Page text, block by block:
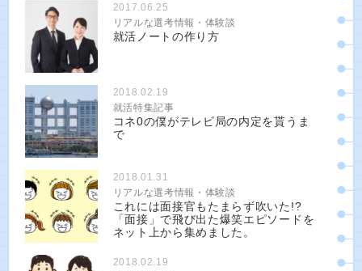
2017.06.25
リアルな選考情報・体験談
就活ノートの作り方
2018.02.19
就活特集記事
コネ0の僕がテレビ局の内定を貰うま
で
2018.01.31
リアルな選考情報・体験談
これには面接官もたまらず吹いた!?
「面接」で飛び出た爆笑エピソードを
ネット上から集めました。
2018.02.19